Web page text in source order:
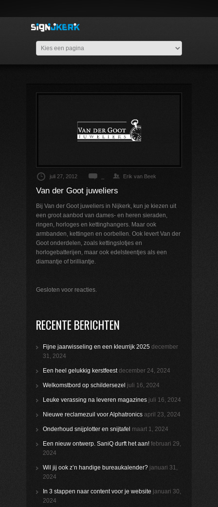
juli 27, 2012 Erik van Beek
Van der Goot juweliers
Bij Van der Goot juweliers in Nijkerk, kun je kiezen uit
een groot aanbod van dames- en heren sieraden,
ringen, horloges en kettinghangers. Maar ook
armbanden, kettingen en oorbellen. Ook levert Van der
Goot onderdelen, zoals kettingslotjes en
horlogebatterijen, maar ook edelsteentjes als een
diamantje of brilliantje.
Gesloten voor reacties.
RECENTE BERICHTEN
Fijne jaarwisseling en een kleurrijk 2025 december
31, 2024
Een heel gelukkig kerstfeest december 24, 2024
Welkomstbord op schildersezel juli 16, 2024
Leuke verassing na leveren magazines juli 16, 2024
Nieuwe reclamezuil voor Alphatronics april 23, 2024
Onderhoud snijplotter en snijtafel maart 1, 2024
Een nieuw ontwerp. SaniQ durft het aan! februari 29,
2024
Wil jij ook z’n handige bureaukalender? januari 31,
2024
In 3 stappen naar content voor je website januari 30,
2024